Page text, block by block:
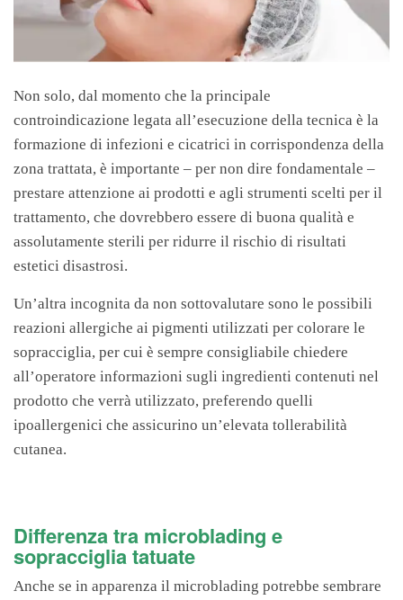
Non solo, dal momento che la principale
controindicazione legata all’esecuzione della tecnica è la
formazione di infezioni e cicatrici in corrispondenza della
zona trattata, è importante – per non dire fondamentale –
prestare attenzione ai prodotti e agli strumenti scelti per il
trattamento, che dovrebbero essere di buona qualità e
assolutamente sterili per ridurre il rischio di risultati
estetici disastrosi.
Un’altra incognita da non sottovalutare sono le possibili
reazioni allergiche ai pigmenti utilizzati per colorare le
sopracciglia, per cui è sempre consigliabile chiedere
all’operatore informazioni sugli ingredienti contenuti nel
prodotto che verrà utilizzato, preferendo quelli
ipoallergenici che assicurino un’elevata tollerabilità
cutanea.
Differenza tra microblading e
sopracciglia tatuate
Anche se in apparenza il microblading potrebbe sembrare